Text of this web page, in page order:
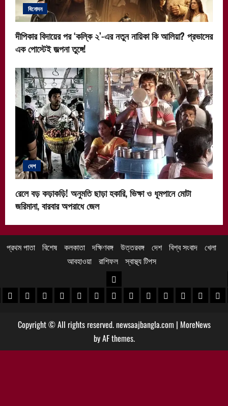
বিনোদন
দীপিকার বিদায়ের পর ‘কল্কি ২’-এর নতুন নায়িকা কি আলিয়া? প্রভাসের
এক পোস্টেই জল্পনা তুঙ্গে!
দেশ
রেলে বড় কড়াকড়ি! অনুমতি ছাড়া হকারি, ভিক্ষা ও ধূমপানে মোটা
জরিমানা, বারবার অপরাধে জেল
প্রথম পাতা বিশেষ কলকাতা দক্ষিণবঙ্গ উত্তরবঙ্গ দেশ বিশ্ব সংবাদ খেলা
আবহাওয়া
রাশিফল স্বাস্থ্য টিপস
খবর
খবর
পুরুলিয়া খবর
বাঁকুড়া খবরপশ্চিম বর্ধমান খবর
পূর্ব বর্ধমান খবর
বীরভূম খবরমুর্শিদাবাদ খবর
উত্তরবঙ্গ
কোচবিহার নিউজ
আলিপুরদুয়ার খবর
জলপাইগুড়ি খবর
শিলিগুড়ি খবর
উত্তরদক্ষিণ
Copyright © All rights reserved. newsaajbangla.com | MoreNews
by AF themes.